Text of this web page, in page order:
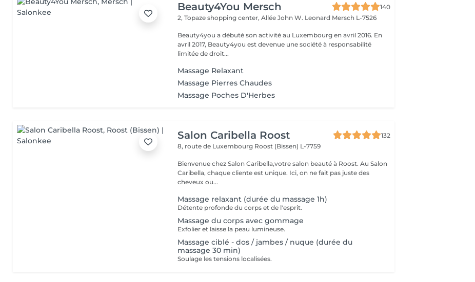
Beauty4You Mersch
140
2, Topaze shopping center, Allée John W. Leonard Mersch L-7526
Beauty4you a débuté son activité au Luxembourg en avril 2016. En
avril 2017, Beauty4you est devenue une société à responsabilité
limitée de droit...
Massage Relaxant
Massage Pierres Chaudes
Massage Poches D'Herbes
Salon Caribella Roost
132
8, route de Luxembourg Roost (Bissen) L-7759
Bienvenue chez Salon Caribella,votre salon beauté à Roost. Au Salon
Caribella, chaque cliente est unique. Ici, on ne fait pas juste des
cheveux ou...
Massage relaxant (durée du massage 1h)
Détente profonde du corps et de l'esprit.
Massage du corps avec gommage
Exfolier et laisse la peau lumineuse.
Massage ciblé - dos / jambes / nuque (durée du
massage 30 min)
Soulage les tensions localisées.